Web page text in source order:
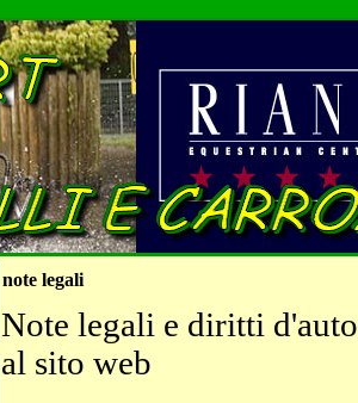
note legali
Note legali e diritti
al sito web